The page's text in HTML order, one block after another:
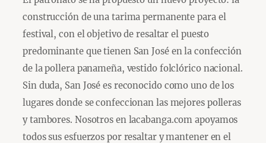
construcción de una tarima permanente para el
festival, con el objetivo de resaltar el puesto
predominante que tienen San José en la confección
de la pollera panameña, vestido folclórico nacional.
Sin duda, San José es reconocido como uno de los
lugares donde se confeccionan las mejores polleras
y tambores. Nosotros en lacabanga.com apoyamos
todos sus esfuerzos por resaltar y mantener en el